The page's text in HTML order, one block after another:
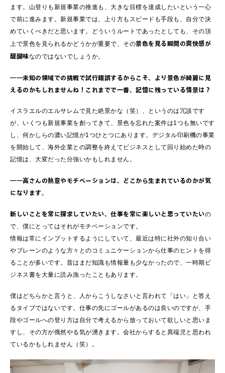
ます。山登りも新規事業の推進も、大きな目標を達成したいという一心
で前に進みます。新規事業では、上り方もスピードも手段も、自分で決
めていくべきだと思います。どういうルートであったとしても、その頂
上で景色を見られるかどうかが重要で、その景色を見る瞬間の爽快感が
醍醐味なのではないでしょうか。
――未知の領域での挑戦で試行錯誤するからこそ、より景色が綺麗に見
えるのかもしれませんね！これまでで一番、記憶に残っている情景は？
イスラエルのエルサレムで見た絶景かな（笑）、というのは冗談です
が、いくつも新規事業を創ってきて、景色を忘れた案件は1つも無いです
し、何かしらの濃い記憶が1つひとつにあります。デジタル印刷機の事業
を開始して、海外企業との調整を終えてビジネスとして回り始めた時の
記憶は、大変だった分強いかもしれません。
――高さんの熱意やモチベーションは、どこから生まれているのかが気
になります。
新しいことを常に探求していたい、仕事を常に楽しいと思っていたいの
で、僕にとってはそれがモチベーションです。
情報は常にインプットするようにしていて、最近は特に社外の知り合い
やブレーンのような方々とのコミュニケーションから仕事のヒントを得
ることが多いです。昔はまだ知識も情報量も少なかったので、一時期ビ
ジネス書を大量に読み漁ったこともあります。
僕はどちらかと言うと、人からこうしなさいと言われて「はい」と答え
るタイプではないです。仕事の先にゴールがあるのは良いのですが、手
段やゴールへの登り方は自分で考えるから放っておいて欲しいと思いま
すし、その方が俄然やる気が湧きます。会社からすると異端児と思われ
ているかもしれません（笑）。